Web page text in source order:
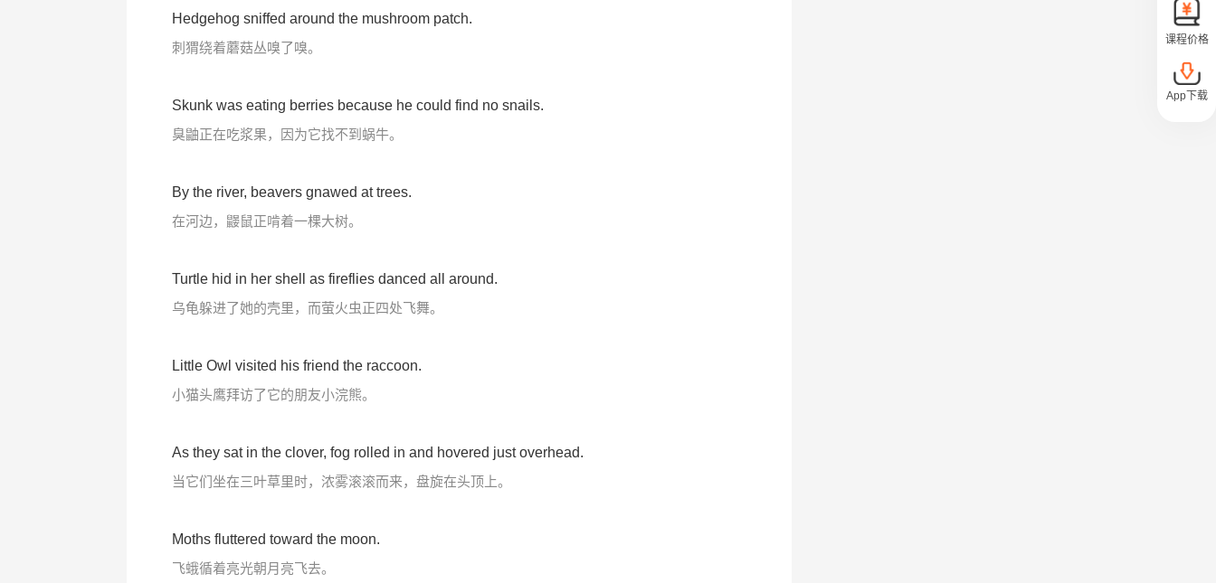
Hedgehog sniffed around the mushroom patch.
刺猬绕着蘑菇丛嗅了嗅。
Skunk was eating berries because he could find no snails.
臭鼬正在吃浆果，因为它找不到蜗牛。
By the river, beavers gnawed at trees.
在河边，鼹鼠正啃着一棵大树。
Turtle hid in her shell as fireflies danced all around.
乌龟躲进了她的壳里，而萤火虫正四处飞舞。
Little Owl visited his friend the raccoon.
小猫头鹰拜访了它的朋友小浣熊。
As they sat in the clover, fog rolled in and hovered just overhead.
当它们坐在三叶草里时，浓雾滚滚而来，盘旋在头顶上。
Moths fluttered toward the moon.
飞蛾循着亮光朝月亮飞去。
课程价格
App下载